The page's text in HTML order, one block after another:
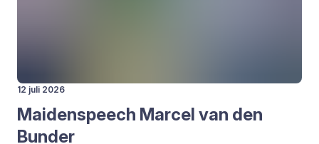
12 juli 2026
Mai­den­speech Mar­cel van den
Bun­der